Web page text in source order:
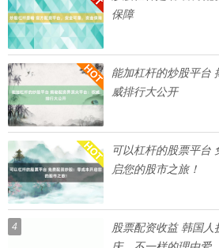
保障
能加杠杆的炒股平台
威排行大公开
可以杠杆的股票平台
启您的股市之旅！
4
股票配资收益 韩国